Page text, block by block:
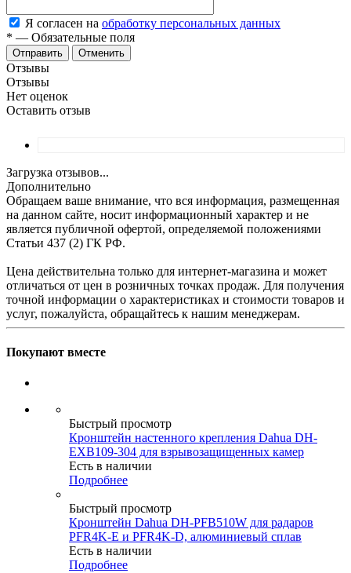
Я согласен на обработку персональных данных
* — Обязательные поля
Отменить
Отзывы
Отзывы
Нет оценок
Оставить отзыв
Загрузка отзывов...
Дополнительно
Обращаем ваше внимание, что вся информация, размещенная
на данном сайте, носит информационный характер и не
является публичной офертой, определяемой положениями
Статьи 437 (2) ГК РФ.
Цена действительна только для интернет-магазина и может
отличаться от цен в розничных точках продаж. Для получения
точной информации о характеристиках и стоимости товаров и
услуг, пожалуйста, обращайтесь к нашим менеджерам.
Покупают вместе
Быстрый просмотр
Кронштейн настенного крепления Dahua DH-
EXB109-304 для взрывозащищенных камер
Есть в наличии
Подробнее
Быстрый просмотр
Кронштейн Dahua DH-PFB510W для радаров
PFR4K-E и PFR4K-D, алюминиевый сплав
Есть в наличии
Подробнее